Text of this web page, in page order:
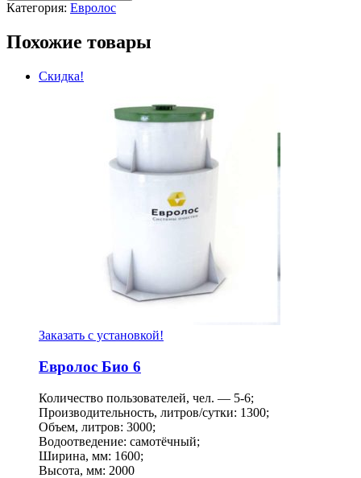
Категория: Евролос
Похожие товары
Скидка!
Заказать с установкой!
Евролос Био 6
Количество пользователей, чел. — 5-6;
Производительность, литров/сутки: 1300;
Объем, литров: 3000;
Водоотведение: самотёчный;
Ширина, мм: 1600;
Высота, мм: 2000